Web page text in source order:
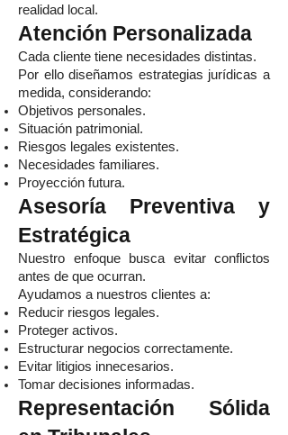
realidad local.
Atención Personalizada
Cada cliente tiene necesidades distintas.
Por ello diseñamos estrategias jurídicas a
medida, considerando:
Objetivos personales.
Situación patrimonial.
Riesgos legales existentes.
Necesidades familiares.
Proyección futura.
Asesoría Preventiva y
Estratégica
Nuestro enfoque busca evitar conflictos
antes de que ocurran.
Ayudamos a nuestros clientes a:
Reducir riesgos legales.
Proteger activos.
Estructurar negocios correctamente.
Evitar litigios innecesarios.
Tomar decisiones informadas.
Representación Sólida